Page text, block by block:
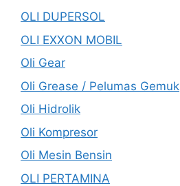
OLI DUPERSOL
OLI EXXON MOBIL
Oli Gear
Oli Grease / Pelumas Gemuk
Oli Hidrolik
Oli Kompresor
Oli Mesin Bensin
OLI PERTAMINA